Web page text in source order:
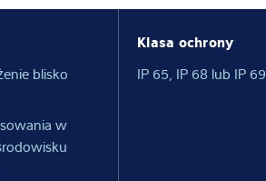
blisko
w
Klasa ochrony
IP 65, IP 68 lub IP 69